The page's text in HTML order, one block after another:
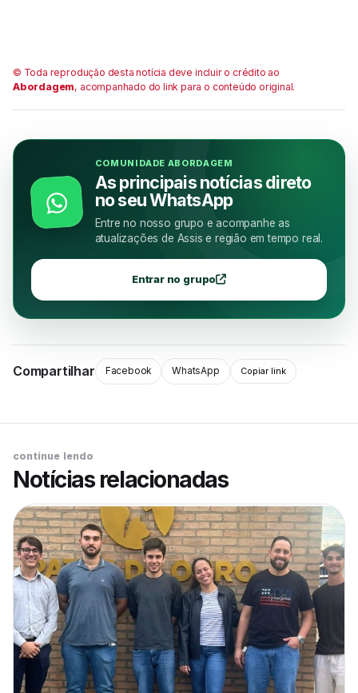
© Toda reprodução desta notícia deve incluir o crédito ao
Abordagem, acompanhado do link para o conteúdo original.
COMUNIDADE ABORDAGEM
As principais notícias direto
no seu WhatsApp
Entre no nosso grupo e acompanhe as
atualizações de Assis e região em tempo real.
Entrar no grupo
Compartilhar Facebook WhatsApp Copiar link
continue lendo
Notícias relacionadas